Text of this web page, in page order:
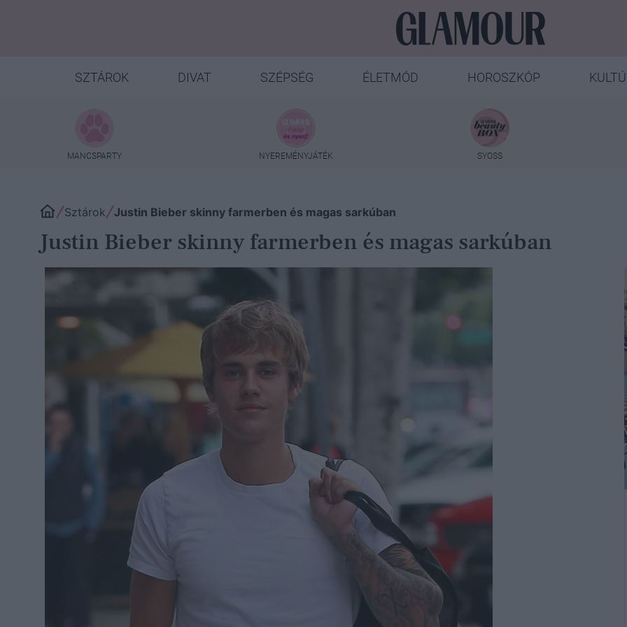
SZTÁROK DIVAT SZÉPSÉG ÉLETMÓD HOROSZKÓP
MANCSPARTY NYEREMÉNYJÁTÉK SYOSS
Sztárok Justin Bieber skinny farmerben és magas sarkúban
Justin Bieber skinny farmerben és magas sarkúban